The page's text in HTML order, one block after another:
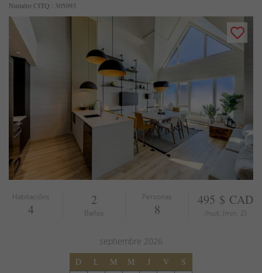
Numéro CITQ : 305093
Habitacións
4
2
Baños
Personas
8
495 $ CAD
/nuit, (min. 2)
septiembre 2026
D
L M M J V
S